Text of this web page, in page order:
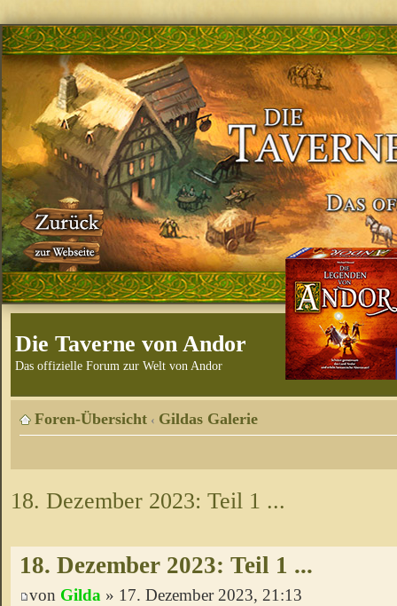
Die Taverne von Andor
Das offizielle Forum zur Welt von Andor
Foren-Übersicht ‹ Gildas Galerie
18. Dezember 2023: Teil 1 ...
18. Dezember 2023: Teil 1 ...
von Gilda » 17. Dezember 2023, 21:13